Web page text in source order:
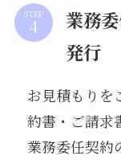
STEP
業務
発行
お見積もりを
約書・ご請求
業務委任契約